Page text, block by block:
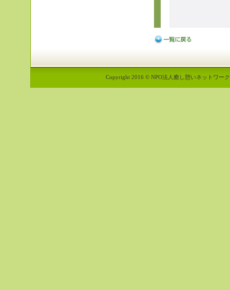
Copyright 2016 © NPO法人癒し憩いネットワー